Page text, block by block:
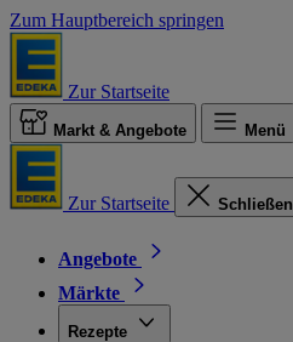
Zum Hauptbereich springen
Zur Startseite
Markt & Angebote Menü
Zur Startseite Schließen
Angebote
Märkte
Rezepte